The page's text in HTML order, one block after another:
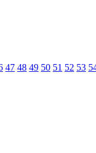
47 48 49 50 51 52 53